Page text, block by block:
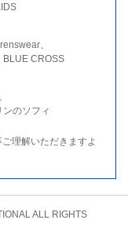
、
BLUE CROSS
のソフィ
理解いただきますよ